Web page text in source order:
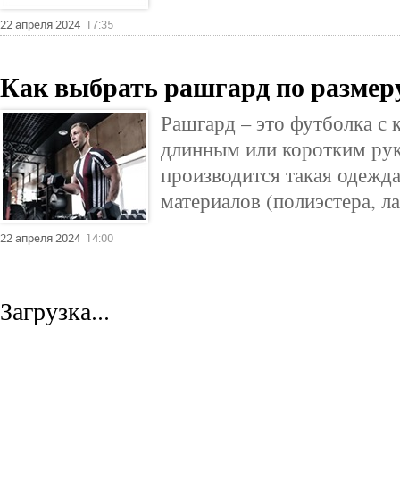
22 апреля 2024 17:35
Как выбрать рашгард по
Рашгард – это футболка с
длинным или коротким
производится такая
материалов (полиэстера,
22 апреля 2024 14:00
Загрузка...